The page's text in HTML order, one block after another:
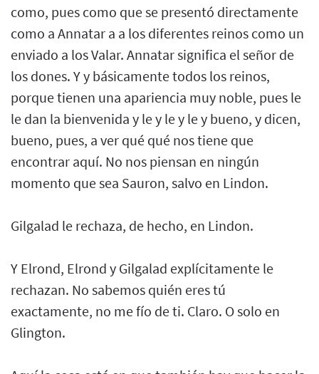
como, pues como que se presentó directamente
como a Annatar a a los diferentes reinos como un
enviado a los Valar. Annatar significa el señor de
los dones. Y y básicamente todos los reinos,
porque tienen una apariencia muy noble, pues le
le dan la bienvenida y le y le y le y bueno, y dicen,
bueno, pues, a ver qué qué nos tiene que
encontrar aquí. No nos piensan en ningún
momento que sea Sauron, salvo en Lindon.
Gilgalad le rechaza, de hecho, en Lindon.
Y Elrond, Elrond y Gilgalad explícitamente le
rechazan. No sabemos quién eres tú
exactamente, no me fío de ti. Claro. O solo en
Glington.